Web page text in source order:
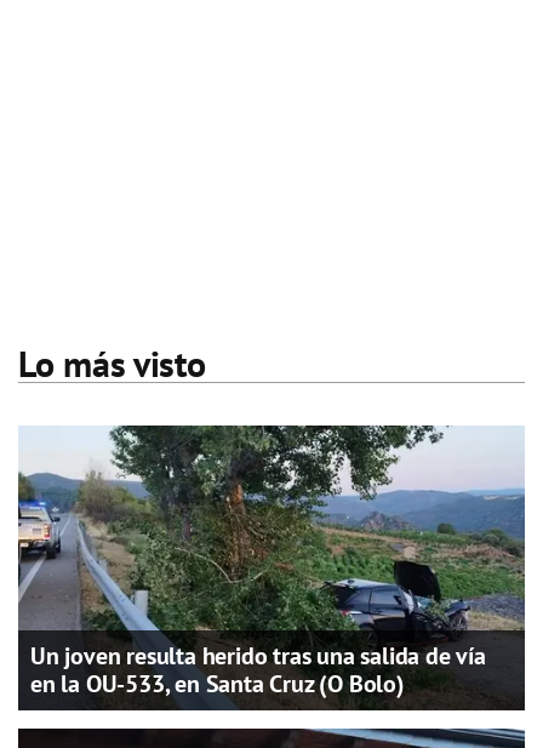
Lo más visto
Un joven resulta herido tras una salida de vía
en la OU-533, en Santa Cruz (O Bolo)